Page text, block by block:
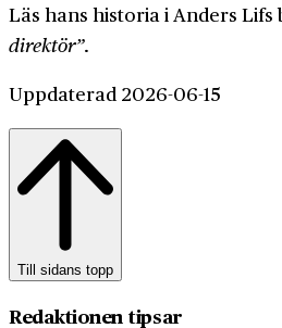
Läs hans historia i Anders Lifs
direktör”.
Uppdaterad 2026-06-15
Till sidans topp
Redaktionen tipsar